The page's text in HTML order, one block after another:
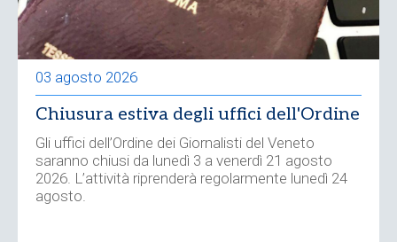
03 agosto 2026
Chiusura estiva degli uffici dell'Ordine
Gli uffici dell’Ordine dei Giornalisti del Veneto
saranno chiusi da lunedì 3 a venerdì 21 agosto
2026. L’attività riprenderà regolarmente lunedì 24
agosto.